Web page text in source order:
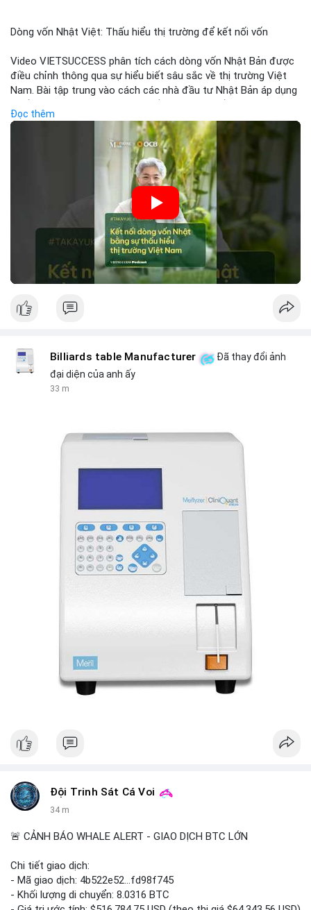
Dòng vốn Nhật Việt: Thấu hiểu thị trường để kết nối vốn
Video VIETSUCCESS phân tích cách dòng vốn Nhật Bản được
điều chỉnh thông qua sự hiểu biết sâu sắc về thị trường Việt
Nam. Bài tập trung vào cách các nhà đầu tư Nhật Bản áp dụng
đầu tư trực tiếp vào doanh nghiệp đến việc giao dịch tài chính.
Kết nối này không chỉ tạo cơ hội tăng trưởng cho Việt Nam mà
còn tạo ra động lực cho thị trường crypto địa phương khi các
nhà đầu tư đa quốc gia tìm kiếm cơ hội đa dạng. Các yếu tố
như chính sách tài chính Việt Nam, xu hướng đầu tư ESG, và ổn
định thị trường sẽ ảnh hưởng trực tiếp đến lưu lượng vốn nhập
khẩu từ Nhật Bản. Bài cũng nhấn mạnh vai trò của thông tin thị
trường chính xác trong việc giảm rủi ro khi kết nối các thị
🎥 Xem video trực tiếp tại:
Đọc thêm
Billiards table Manufacturer
Đã thay đổi ảnh
đại diện của anh ấy
33 m
Đội Trinh Sát Cá Voi
34 m
🚨 CẢNH BÁO WHALE ALERT - GIAO DỊCH BTC LỚN
Chi tiết giao dịch:
- Mã giao dịch: 4b522e52...fd98f745
- Khối lượng di chuyển: 8.0316 BTC